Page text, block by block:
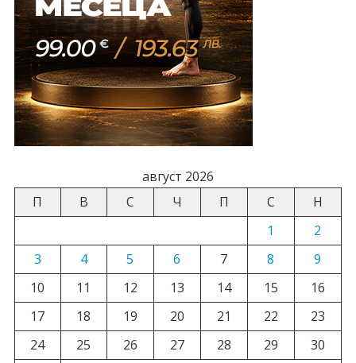
август 2026
П
В С Ч П С
Н
1
2
3
4 5 6 7 8
9
10
11 12 13 14 15
16
17
18 19 20 21 22
23
24
25 26 27 28 29
30